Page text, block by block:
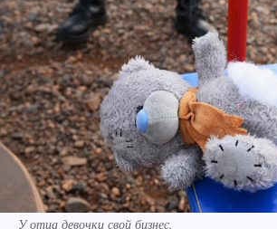
У отца девочки свой бизнес.